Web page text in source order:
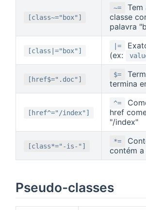
[class~="box"]
~=
Tem
classe
palavra
[class|="box"]
|=
(ex:
[href$=".doc"]
$=
termina
[href^="/index"]
^=
href
"/index"
[class*="-is-"]
*=
contém
Pseudo-classes